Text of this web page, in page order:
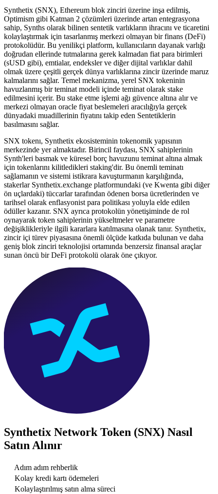
Synthetix (SNX), Ethereum blok zinciri üzerine inşa edilmiş,
Optimism gibi Katman 2 çözümleri üzerinde artan entegrasyona
sahip, Synths olarak bilinen sentetik varlıkların ihracını ve ticaretini
kolaylaştırmak için tasarlanmış merkezi olmayan bir finans (DeFi)
protokolüdür. Bu yenilikçi platform, kullanıcıların dayanak varlığı
doğrudan ellerinde tutmalarına gerek kalmadan fiat para birimleri
(sUSD gibi), emtialar, endeksler ve diğer dijital varlıklar dahil
olmak üzere çeşitli gerçek dünya varlıklarına zincir üzerinde maruz
kalmalarını sağlar. Temel mekanizma, yerel SNX tokeninin
havuzlanmış bir teminat modeli içinde teminat olarak stake
edilmesini içerir. Bu stake etme işlemi ağı güvence altına alır ve
merkezi olmayan oracle fiyat beslemeleri aracılığıyla gerçek
dünyadaki muadillerinin fiyatını takip eden Sentetiklerin
basılmasını sağlar.
SNX tokenı, Synthetix ekosisteminin tokenomik yapısının
merkezinde yer almaktadır. Birincil faydası, SNX sahiplerinin
Synth'leri basmak ve küresel borç havuzunu teminat altına almak
için tokenlarını kilitledikleri staking'dir. Bu önemli teminatı
sağlamanın ve sistemi istikrara kavuşturmanın karşılığında,
stakerlar Synthetix.exchange platformundaki (ve Kwenta gibi diğer
ön uçlardaki) tüccarlar tarafından ödenen borsa ücretlerinden ve
tarihsel olarak enflasyonist para politikası yoluyla elde edilen
ödüller kazanır. SNX ayrıca protokolün yönetişiminde de rol
oynayarak token sahiplerinin yükseltmeler ve parametre
değişiklikleriyle ilgili kararlara katılmasına olanak tanır. Synthetix,
zincir içi türev piyasasına önemli ölçüde katkıda bulunan ve daha
geniş blok zinciri teknolojisi ortamında benzersiz finansal araçlar
sunan öncü bir DeFi protokolü olarak öne çıkıyor.
Synthetix Network Token (SNX) Nasıl
Satın Alınır
Adım adım rehberlik
Kolay kredi kartı ödemeleri
Kolaylaştırılmış satın alma süreci